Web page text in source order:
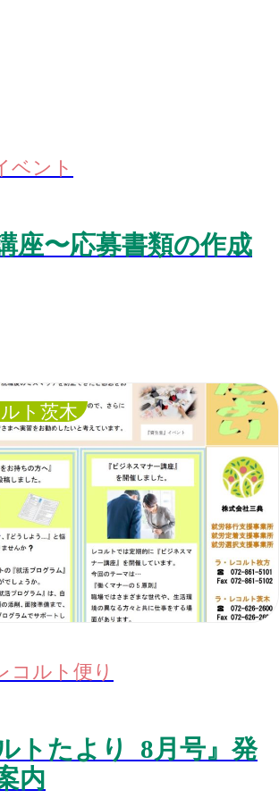
ベント
座〜応募書類の作成
ト茨木
コルト便り
トたより 8月号』発
内